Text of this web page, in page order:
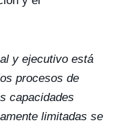
y ejecutivo está
procesos de
capacidades
limitadas se